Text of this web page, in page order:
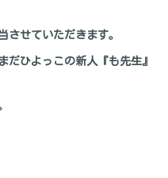
させていただきます。
だひよっこの新人『も先生』